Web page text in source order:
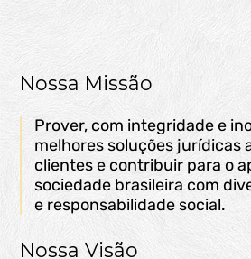
Nossa Missão
Prover, com integridade e
melhores soluções jurídicas
clientes e contribuir para o
sociedade brasileira com
e responsabilidade social.
Nossa Visão